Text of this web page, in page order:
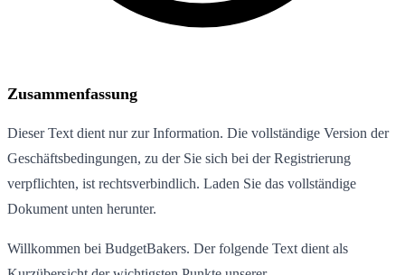
Zusammenfassung
Dieser Text dient nur zur Information. Die vollständige Version der
Geschäftsbedingungen, zu der Sie sich bei der Registrierung
verpflichten, ist rechtsverbindlich. Laden Sie das vollständige
Dokument unten herunter.
Willkommen bei BudgetBakers. Der folgende Text dient als